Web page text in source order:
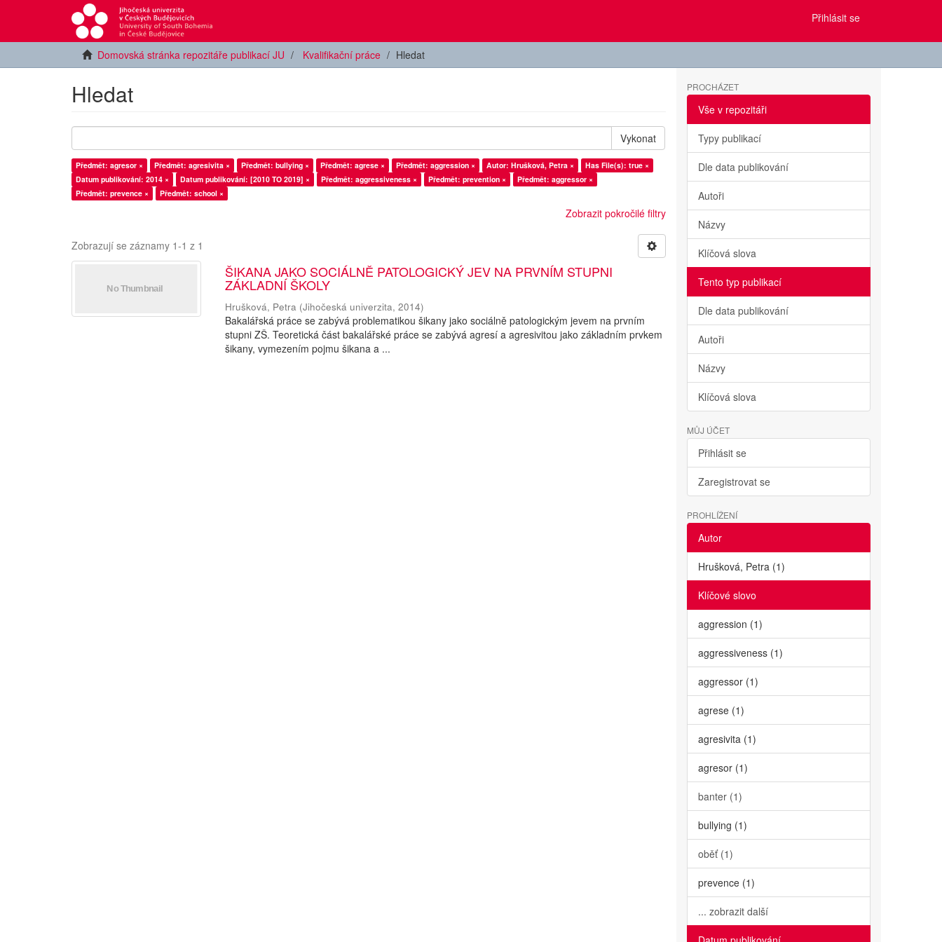
Přihlásit se
Domovská stránka repozitáře publikací JU Kvalifikační práce Hledat
Hledat
Vykonat
Předmět: agresor × Předmět: agresivita × Předmět: bullying × Předmět: agrese × Předmět: aggression × Autor: Hrušková, Petra ×
Has File(s): true ×
Datum publikování: 2014 ×
Datum publikování: [2010 TO 2019] × Předmět: aggressiveness × Předmět: prevention ×
Předmět: aggressor ×
Předmět: prevence ×
Předmět: school ×
Zobrazit pokročilé filtry
Zobrazují se záznamy 1-1 z 1
ŠIKANA JAKO SOCIÁLNĚ PATOLOGICKÝ JEV NA PRVNÍM STUPNI
ZÁKLADNÍ ŠKOLY
Hrušková, Petra (Jihočeská univerzita,2014)
Bakalářská práce se zabývá problematikou šikany jako sociálně patologickým jevem na prvním
stupni ZŠ. Teoretická část bakalářské práce se zabývá agresí a agresivitou jako základním prvkem
šikany, vymezením pojmu šikana a ...
PROCHÁZET
Vše v repozitáři
Typy publikací
Dle data publikování
Autoři
Názvy
Klíčová slova
Tento typ publikací
Dle data publikování
Autoři
Názvy
Klíčová slova
MŮJ ÚČET
Přihlásit se
Zaregistrovat se
PROHLÍŽENÍ
Autor
Hrušková, Petra (1)
Klíčové slovo
aggression (1)
aggressiveness (1)
aggressor (1)
agrese (1)
agresivita (1)
agresor (1)
banter (1)
bullying (1)
oběť (1)
prevence (1)
... zobrazit další